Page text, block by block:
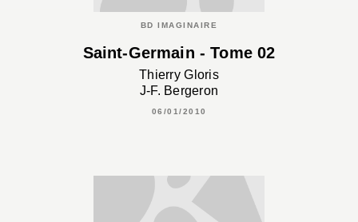
BD IMAGINAIRE
Saint-Germain - Tome 02
Thierry Gloris
J-F. Bergeron
06/01/2010